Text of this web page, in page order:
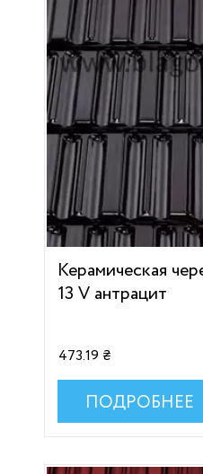
Керамическая
13 V антрацит
473.19 ₴
ПОДРОБНЕЕ